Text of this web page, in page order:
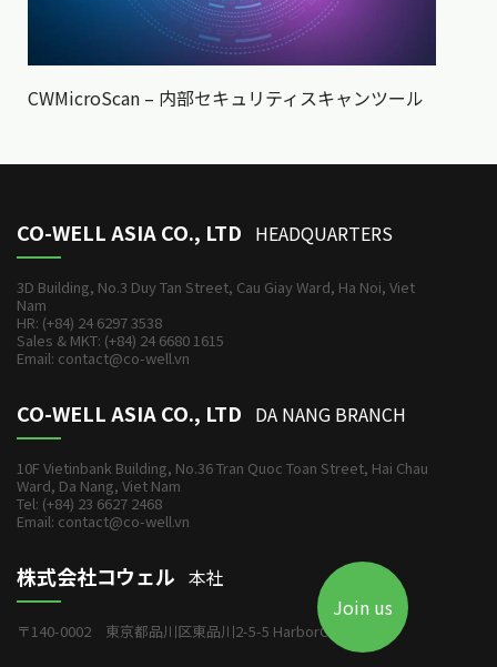
CWMicroScan – 内部セキュリティスキャンツール
CO-WELL ASIA CO., LTD HEADQUARTERS
3D Building, No.3 Duy Tan Street, Cau Giay Ward, Ha Noi, Viet
Nam
HR: (+84) 24 6297 3538
Sales & MKT: (+84) 24 6680 1615
Email: contact@co-well.vn
CO-WELL ASIA CO., LTD DA NANG BRANCH
10F Vietinbank Building, No.36 Tran Quoc Toan Street, Hai Chau
Ward, Da Nang, Viet Nam
Tel: (+84) 23 6627 2468
Email: contact@co-well.vn
株式会社コウェル 本社
〒140-0002 東京都品川区東品川2-5-5 HarborOneビル6F
Join us